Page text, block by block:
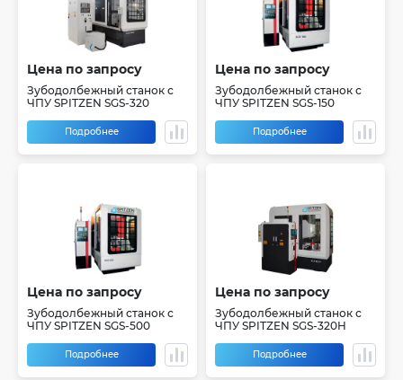
Цена по запросу
Зубодолбежный станок с
ЧПУ SPITZEN SGS-320
Подробнее
Цена по запросу
Зубодолбежный станок с
ЧПУ SPITZEN SGS-150
Подробнее
Цена по запросу
Зубодолбежный станок с
ЧПУ SPITZEN SGS-500
Подробнее
Цена по запросу
Зубодолбежный станок с
ЧПУ SPITZEN SGS-320H
Подробнее